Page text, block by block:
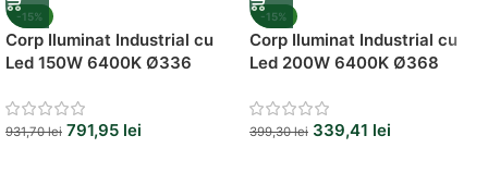
-15%
Corp Iluminat Industrial cu
Led 150W 6400K Ø336
931,70lei 791,95 lei
-15%
Corp Iluminat Industrial cu
Led 200W 6400K Ø368
399,30lei 339,41 lei